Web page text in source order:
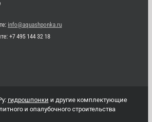
info@aquashponka.ru
+7 495 144 32 18
гидрошпонки и другие комплектующие
и опалубочного строительства